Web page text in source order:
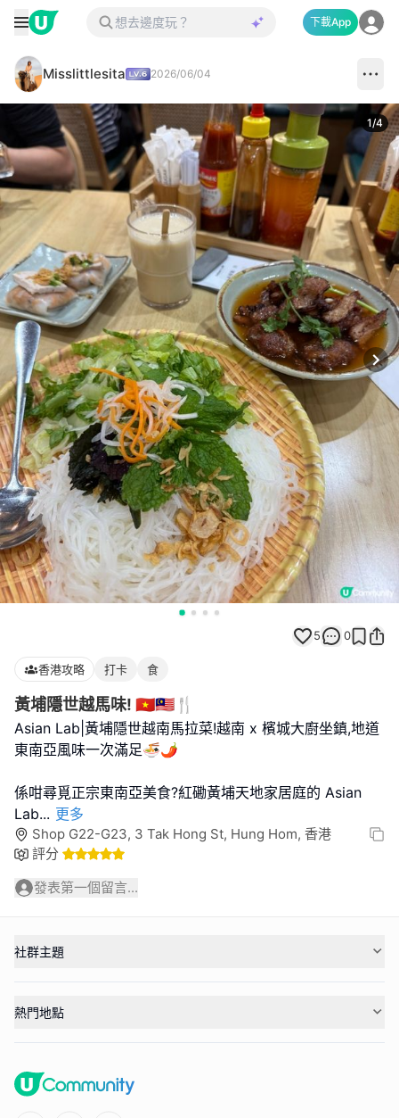
下載App
Misslittlesita 2026/06/04
1/4
5 0
香港攻略 打卡 食
黃埔隱世越馬味! 🇻🇳🇲🇾🍴
Asian Lab|黃埔隱世越南馬拉菜!越南 x 檳城大廚坐鎮,地道
東南亞風味一次滿足🍜🌶️
係咁尋覓正宗東南亞美食?紅磡黃埔天地家居庭的 Asian
Lab... 更多
Shop G22-G23, 3 Tak Hong St, Hung Hom, 香港
評分
發表第一個留言...
社群主題
熱門地點